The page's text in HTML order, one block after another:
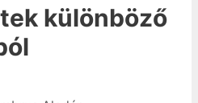
különböző